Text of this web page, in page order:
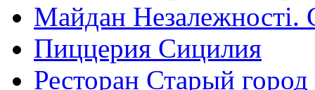
Майдан Незалежності.
Пиццерия Сицилия
Ресторан Старый город